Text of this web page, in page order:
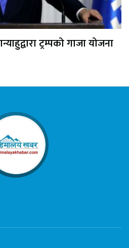
ट्रम्पको गाजा योजना